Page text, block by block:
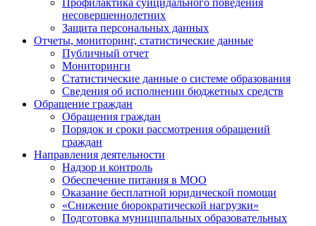
Профилактика суицидального поведения
несовершеннолетних
Защита персональных данных
Отчеты, мониторинг, статистические данные
Публичный отчет
Мониторинги
Статистические данные о системе образования
Сведения об исполнении бюджетных средств
Обращение граждан
Обращения граждан
Порядок и сроки рассмотрения обращений
граждан
Направления деятельности
Надзор и контроль
Обеспечение питания в МОО
Оказание бесплатной юридической помощи
«Снижение бюрократической нагрузки»
Подготовка муниципальных образовательных